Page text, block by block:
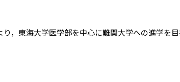
，東海大学医学部を中心に難関大学への進学を